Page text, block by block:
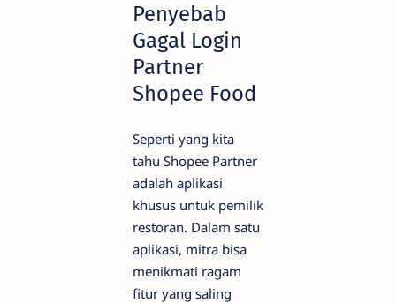
Penyebab
Gagal Login
Partner
Shopee Food
Seperti yang kita
tahu Shopee Partner
adalah aplikasi
khusus untuk pemilik
restoran. Dalam satu
aplikasi, mitra bisa
menikmati ragam
fitur yang saling